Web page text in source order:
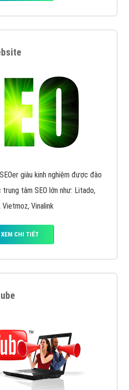
giàu kinh nghiệm được đào
tâm SEO lớn như: Litado,
Vietmoz, Vinalink
XEM CHI TIẾT